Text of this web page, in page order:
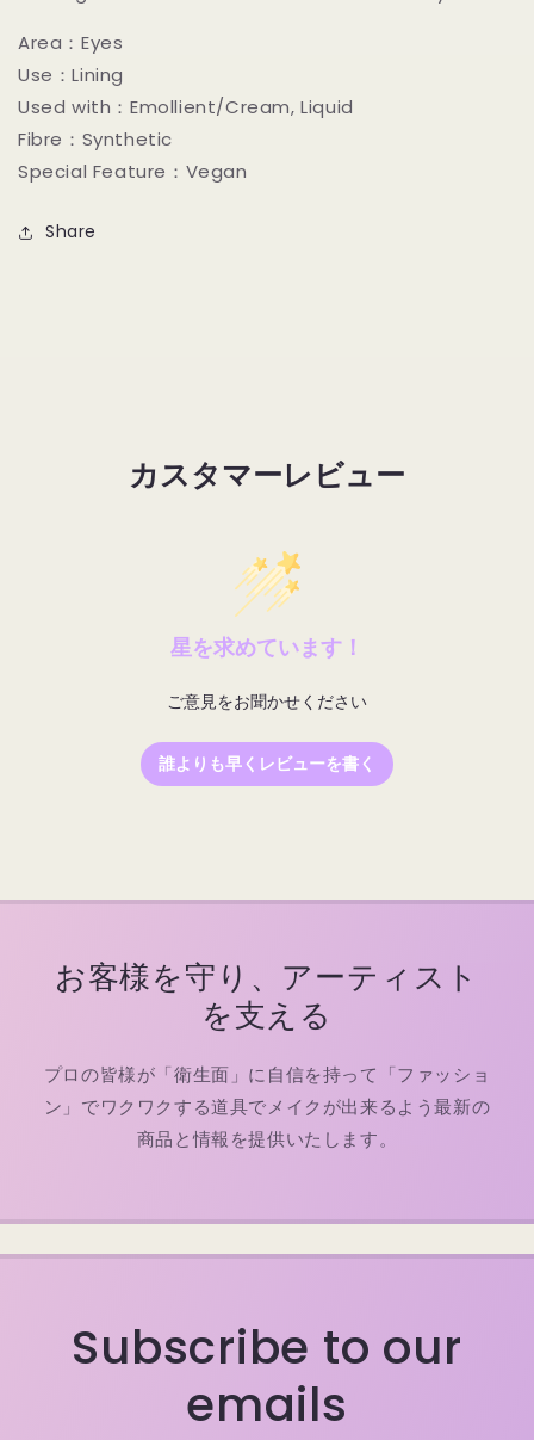
Area：Eyes
Use：Lining
Used with：Emollient/Cream, Liquid
Fibre：Synthetic
Special Feature：Vegan
Share
カスタマーレビュー
星を求めています！
ご意見をお聞かせください
誰よりも早くレビューを書く
お客様を守り、アーティスト
を支える
プロの皆様が「衛生面」に自信を持って「ファッショ
ン」でワクワクする道具でメイクが出来るよう最新の
商品と情報を提供いたします。
Subscribe to our
emails